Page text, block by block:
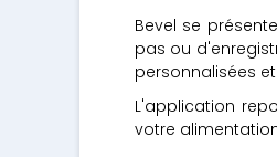
Bevel se
pas ou
personnalisées
L'application
votre